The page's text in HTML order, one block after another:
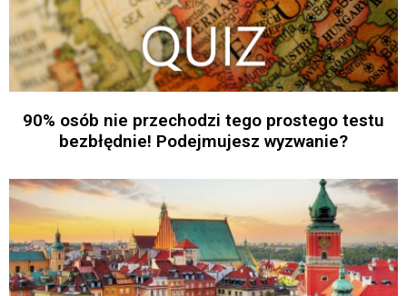
90% osób nie przechodzi tego prostego testu
bezbłędnie! Podejmujesz wyzwanie?